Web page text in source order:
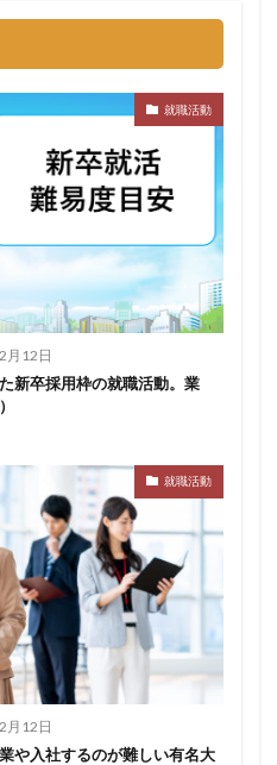
就職活動
月12日
新卒採用枠の就職活動。業
就職活動
月12日
や入社するのが難しい有名大
部
会社辞めたい
評判
ル 身バレ
自己分析
職務経歴書
職サークル
第二新卒エージェントneo
種類
長所
難しく考えすぎ
業
断ツール
逆求人
退会出来ない
穴場
私服
朝日学情ナビ
服装
書けない
書かない
新卒採用
東北地方
新卒 支援先
手取り15万
成長
甘い 理系ナビ
理系